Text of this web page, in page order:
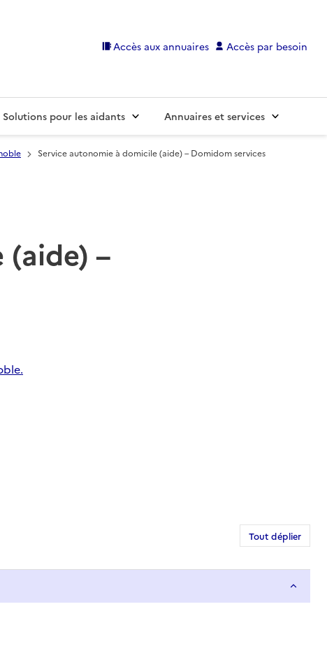
Accès aux annuaires Accès par besoin
Solutions pour les aidants Annuaires et services
Service autonomie à domicile (aide) – Domidom services
–
Tout déplier